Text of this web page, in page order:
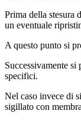
Prima della stesura
un eventuale
A questo punto si
Successivamente
specifici.
Nel caso invece di
sigillato con